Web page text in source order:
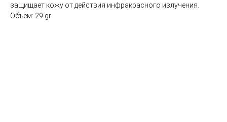
защищает кожу от действия инфракрасного излучения.
Объём: 29 gr